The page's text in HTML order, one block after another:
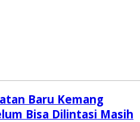
Baru Kemang
Bisa Dilintasi Masih